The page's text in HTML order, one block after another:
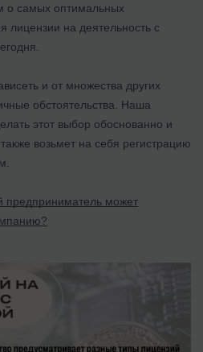
о самых оптимальных
лицензии на деятельность с
и от множества других
обстоятельства. Наша
этот выбор обоснованно и
возьмет на себя регистрацию
предприниматель может